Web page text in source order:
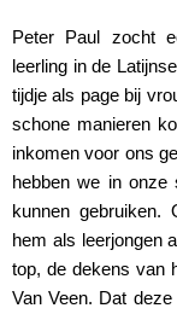
Peter Paul zocht
leerling in de
tijdje als page bij
schone manieren
inkomen voor ons
hebben we in onze
kunnen gebruiken.
hem als leerjongen
top, de dekens van
Van Veen. Dat